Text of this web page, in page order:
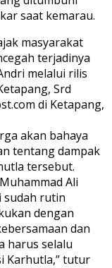
saat kemarau.
masyarakat
terjadinya
melalui rilis
Srd
di Ketapang,
akan bahaya
tentang dampak
tersebut.
Ali
sudah rutin
dengan
dan
harus selalu
Karhutla,” tutur